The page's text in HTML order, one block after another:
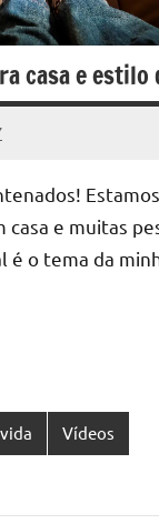
casa e estilo
casa e muitas
o tema da
Vídeos